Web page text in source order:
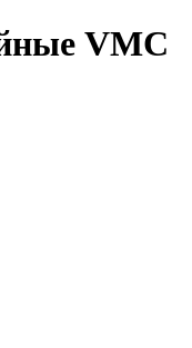
VMC